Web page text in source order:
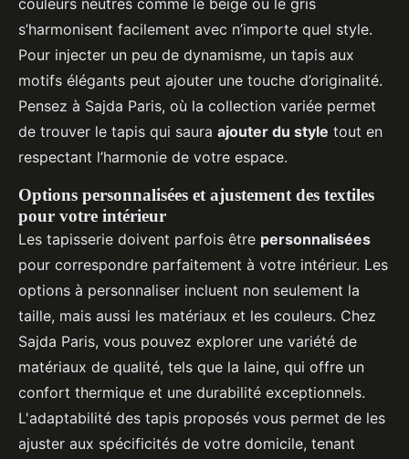
couleurs neutres comme le beige ou le gris
s’harmonisent facilement avec n’importe quel style.
Pour injecter un peu de dynamisme, un tapis aux
motifs élégants peut ajouter une touche d’originalité.
Pensez à Sajda Paris, où la collection variée permet
de trouver le tapis qui saura ajouter du style tout en
respectant l’harmonie de votre espace.
Options personnalisées et ajustement des textiles
pour votre intérieur
Les tapisserie doivent parfois être personnalisées
pour correspondre parfaitement à votre intérieur. Les
options à personnaliser incluent non seulement la
taille, mais aussi les matériaux et les couleurs. Chez
Sajda Paris, vous pouvez explorer une variété de
matériaux de qualité, tels que la laine, qui offre un
confort thermique et une durabilité exceptionnels.
L'adaptabilité des tapis proposés vous permet de les
ajuster aux spécificités de votre domicile, tenant